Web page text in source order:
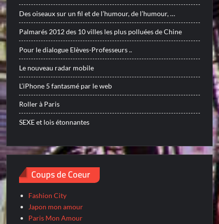
Des oiseaux sur un fil et de l’humour, de l’humour, …
Palmarés 2012 des 10 villes les plus polluées de Chine
Pour le dialogue Elèves-Professeurs ..
Le nouveau radar mobile
L’iPhone 5 fantasmé par le web
Roller à Paris
SEXE et lois étonnantes
Coups de Coeur
Fashion City
Japon mon amour
Paris Mon Amour